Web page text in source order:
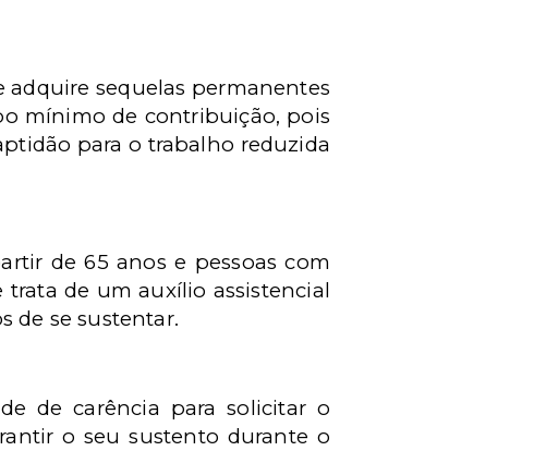
sequelas permanentes
mínimo de contribuição, pois
para o trabalho reduzida
de 65 anos e pessoas com
trata de um auxílio assistencial
de se sustentar.
de carência para solicitar o
o seu sustento durante o